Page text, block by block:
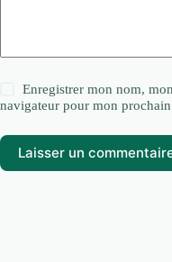
Enregistrer mon nom,
navigateur pour mon
Laisser un